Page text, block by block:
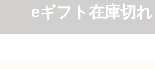
eギフト在庫切れ